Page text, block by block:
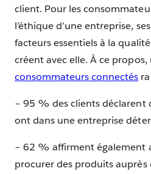
client. Pour les
l’éthique d’une entreprise,
facteurs essentiels à la
créent avec elle. À ce
consommateurs connectés
– 95 % des clients déclarent
ont dans une entreprise
– 62 % affirment également
procurer des produits auprès